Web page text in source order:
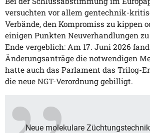
versuchten vor allem gentechnik-
Verbände, den Kompromiss zu kippen
einigen Punkten Neuverhandlungen
Ende vergeblich: Am 17. Juni 2026
Änderungsanträge die notwendigen
hatte auch das Parlament das Trilog-
die neue NGT-Verordnung gebilligt.
Neue molekulare